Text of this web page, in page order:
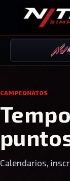
CAMPEONATOS
Calendarios,